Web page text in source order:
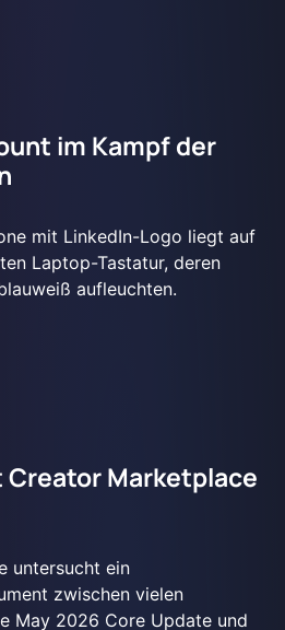
im Kampf der
Marketplace